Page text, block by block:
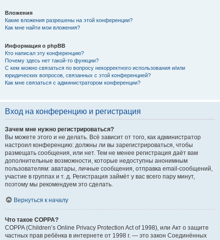
Вложения
Какие вложения разрешены на этой конференции?
Как мне найти мои вложения?
Информация о phpBB
Кто написал эту конференцию?
Почему здесь нет такой-то функции?
С кем можно связаться по вопросу некорректного использования и/или
юридических вопросов, связанных с этой конференцией?
Как мне связаться с администратором конференции?
Вход на конференцию и регистрация
Зачем мне нужно регистрироваться?
Вы можете этого и не делать. Всё зависит от того, как администратор
настроил конференцию: должны ли вы зарегистрироваться, чтобы
размещать сообщения, или нет. Тем не менее регистрация даёт вам
дополнительные возможности, которые недоступны анонимным
пользователям: аватары, личные сообщения, отправка email-сообщений,
участие в группах и т. д. Регистрация займёт у вас всего пару минут,
поэтому мы рекомендуем это сделать.
Вернуться к началу
Что такое COPPA?
COPPA (Children’s Online Privacy Protection Act of 1998), или Акт о защите
частных прав ребёнка в интернете от 1998 г. — это закон Соединённых